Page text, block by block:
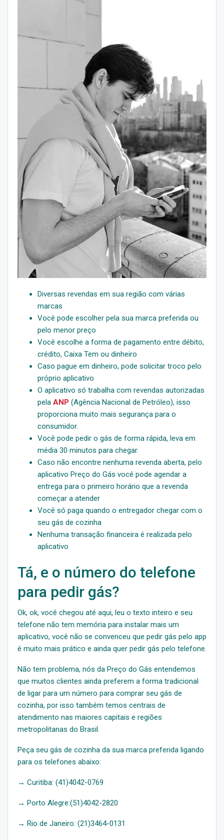
Diversas revendas em sua região com várias
marcas
Você pode escolher pela sua marca preferida ou
pelo menor preço
Você escolhe a forma de pagamento entre débito,
crédito, Caixa Tem ou dinheiro
Caso pague em dinheiro, pode solicitar troco pelo
próprio aplicativo
O aplicativo só trabalha com revendas autorizadas
pela ANP (Agência Nacional de Petróleo), isso
proporciona muito mais segurança para o
consumidor.
Você pode pedir o gás de forma rápida, leva em
média 30 minutos para chegar.
Caso não encontre nenhuma revenda aberta, pelo
aplicativo Preço do Gás você pode agendar a
entrega para o primeiro horário que a revenda
começar a atender
Você só paga quando o entregador chegar com o
seu gás de cozinha
Nenhuma transação financeira é realizada pelo
aplicativo
Tá, e o número do telefone
para pedir gás?
Ok, ok, você chegou até aqui, leu o texto inteiro e seu
telefone não tem memória para instalar mais um
aplicativo, você não se convenceu que pedir gás pelo app
é muito mais prático e ainda quer pedir gás pelo telefone.
Não tem problema, nós da Preço do Gás entendemos
que muitos clientes ainda preferem a forma tradicional
de ligar para um número para comprar seu gás de
cozinha, por isso também temos centrais de
atendimento nas maiores capitais e regiões
metropolitanas do Brasil.
Peça seu gás de cozinha da sua marca preferida ligando
para os telefones abaixo:
→ Curitiba: (41)4042-0769
→ Porto Alegre:(51)4042-2820
→ Rio de Janeiro: (21)3464-0131